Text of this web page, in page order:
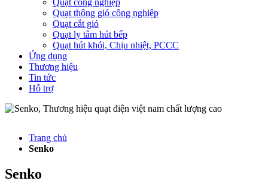
Quạt công nghiệp
Quạt thông gió công nghiệp
Quạt cắt gió
Quạt ly tâm hút bếp
Quạt hút khói, Chịu nhiệt, PCCC
Ứng dụng
Thương hiệu
Tin tức
Hỗ trợ
Trang chủ
Senko
Senko